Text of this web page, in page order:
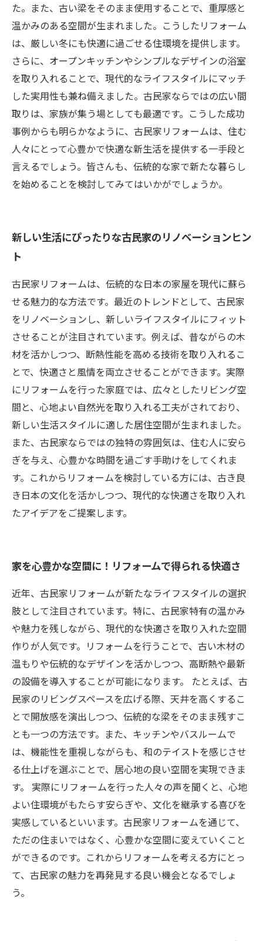
た。また、古い梁をそのまま使用することで、重厚感と
温かみのある空間が生まれました。こうしたリフォーム
は、厳しい冬にも快適に過ごせる住環境を提供します。
さらに、オープンキッチンやシンプルなデザインの浴室
を取り入れることで、現代的なライフスタイルにマッチ
した実用性も兼ね備えました。古民家ならではの広い間
取りは、家族が集う場としても最適です。こうした成功
事例からも明らかなように、古民家リフォームは、住む
人々にとって心豊かで快適な新生活を提供する一手段と
言えるでしょう。皆さんも、伝統的な家で新たな暮らし
を始めることを検討してみてはいかがでしょうか。
新しい生活にぴったりな古民家のリノベーションヒン
ト
古民家リフォームは、伝統的な日本の家屋を現代に蘇ら
せる魅力的な方法です。最近のトレンドとして、古民家
をリノベーションし、新しいライフスタイルにフィット
させることが注目されています。例えば、昔ながらの木
材を活かしつつ、断熱性能を高める技術を取り入れるこ
とで、快適さと風情を両立させることができます。実際
にリフォームを行った家庭では、広々としたリビング空
間と、心地よい自然光を取り入れる工夫がされており、
新しい生活スタイルに適した居住空間が生まれました。
また、古民家ならではの独特の雰囲気は、住む人に安ら
ぎを与え、心豊かな時間を過ごす手助けをしてくれま
す。これからリフォームを検討している方には、古き良
き日本の文化を活かしつつ、現代的な快適さを取り入れ
たアイデアをご提案します。
家を心豊かな空間に！リフォームで得られる快適さ
近年、古民家リフォームが新たなライフスタイルの選択
肢として注目されています。特に、古民家特有の温かみ
や魅力を残しながら、現代的な快適さを取り入れた空間
作りが人気です。リフォームを行うことで、古い木材の
温もりや伝統的なデザインを活かしつつ、高断熱や最新
の設備を導入することが可能になります。 たとえば、古
民家のリビングスペースを広げる際、天井を高くするこ
とで開放感を演出しつつ、伝統的な梁をそのまま残すこ
とも一つの方法です。また、キッチンやバスルームで
は、機能性を重視しながらも、和のテイストを感じさせ
る仕上げを選ぶことで、居心地の良い空間を実現できま
す。 実際にリフォームを行った人々の声を聞くと、心地
よい住環境がもたらす安らぎや、文化を継承する喜びを
実感しているといいます。古民家リフォームを通じて、
ただの住まいではなく、心豊かな空間に変えていくこと
ができるのです。これからリフォームを考える方にとっ
て、古民家の魅力を再発見する良い機会となるでしょ
う。